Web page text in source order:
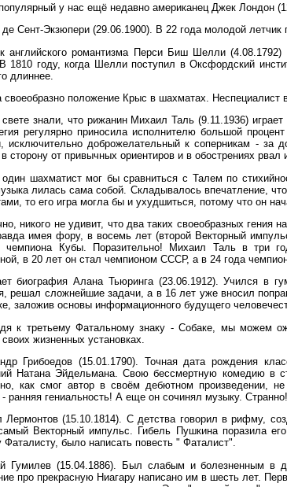
у нас ещё недавно американец Джек Лондон
Сент-Экзюпери (29.06.1900). В 22 года молодой летчик
английского романтизма Перси Биш Шелли
1810 году, когда Шелли поступил в Оксфордский
длиннее.
своеобразно положение Крыс в шахматах. Неспециалист
знали, что рижанин Михаил Таль (9.11.1936)
регулярно приносила исполнителю большой
исключительно доброжелательный к соперникам -
сторону от привычных ориентиров и в обострениях
один шахматист мог бы сравниться с Талем по
лилась сама собой. Складывалось впечатление,
то его игра могла бы и ухудшиться, потому что он
никого не удивит, что два таких своеобразных
имея фору, в восемь лет (второй Векторный
чемпиона Кубы. Поразительно! Михаил Таль в три
в 20 лет он стал чемпионом СССР, а в 24 года
биография Алана Тьюринга (23.06.1912). Учился в
решал сложнейшие задачи, а в 16 лет уже вносил
заложив основы информационного будущего
к третьему Фатальному знаку - Собаке, мы можем
жизненных установках.
Грибоедов (15.01.1790). Точная дата рождения
Натана Эйдельмана. Свою бессмертную комедию в
как смог автор в своём дебютном произведении,
- ранняя гениальность! А еще он сочинял музыку.
Лермонтов (15.10.1814). С детства говорил в рифму,
Векторный импульс. Гибель Пушкина поразила
Фаталисту, было написать повесть " Фаталист".
Гумилев (15.04.1886). Был слабым и болезненным в
про прекрасную Ниагару написано им в шесть лет.